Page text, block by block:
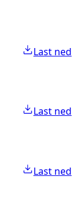
Last ned
Last ned
Last ned